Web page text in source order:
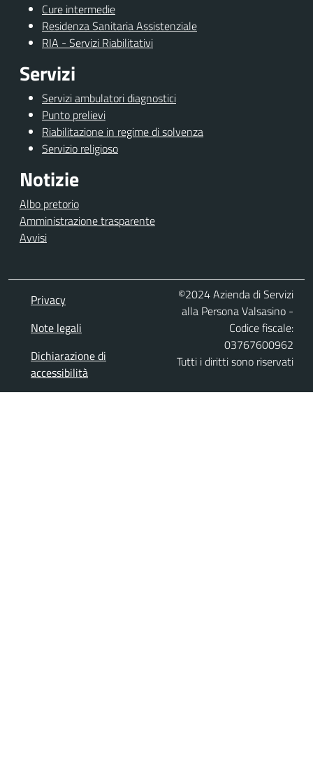
Cure intermedie
Residenza Sanitaria Assistenziale
RIA - Servizi Riabilitativi
Servizi
Servizi ambulatori diagnostici
Punto prelievi
Riabilitazione in regime di solvenza
Servizio religioso
Notizie
Albo pretorio
Amministrazione trasparente
Avvisi
Privacy
Note legali
Dichiarazione di
accessibilità
©2024 Azienda di Servizi
alla Persona Valsasino -
Codice fiscale:
03767600962
Tutti i diritti sono riservati